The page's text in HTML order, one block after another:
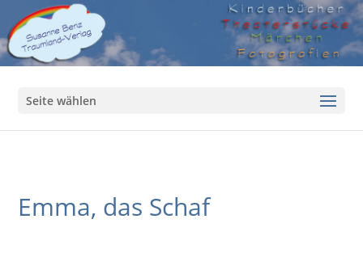
Seite wählen
Emma, das Schaf